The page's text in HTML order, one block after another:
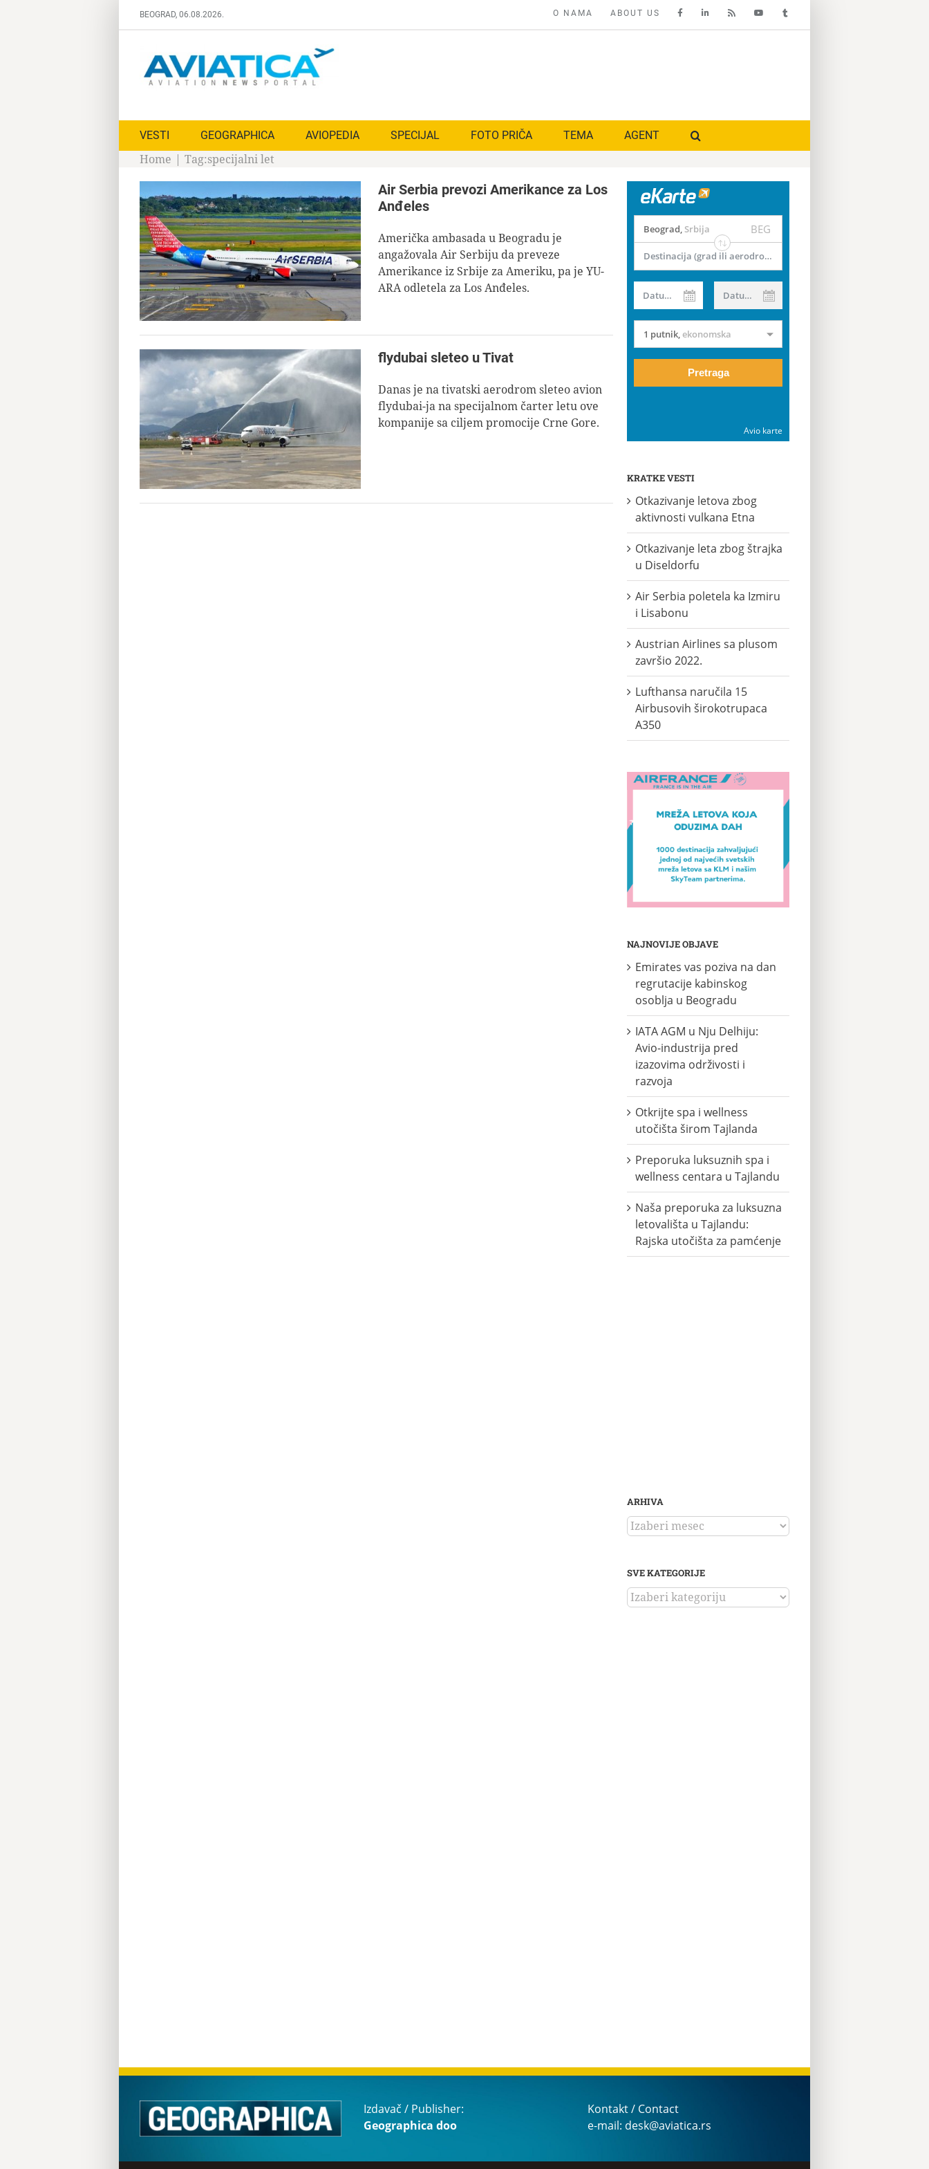
BEOGRAD, 06.08.2026. O NAMA ABOUT US
VESTI GEOGRAPHICA AVIOPEDIA SPECIJAL FOTO PRIČA TEMA AGENT
Home | Tag:specijalni let
Air Serbia prevozi Amerikance za Los
Anđeles
Američka ambasada u Beogradu je
angažovala Air Serbiju da preveze
Amerikance iz Srbije za Ameriku, pa je YU-
ARA odletela za Los Anđeles.
flydubai sleteo u Tivat
Danas je na tivatski aerodrom sleteo avion
flydubai-ja na specijalnom čarter letu ove
kompanije sa ciljem promocije Crne Gore.
Beograd, Srbija BEG
Destinacija (grad ili aerodrom)
Datum od Datum do
1 putnik,ekonomska
Pretraga
Avio karte
KRATKE VESTI
Otkazivanje letova zbog
aktivnosti vulkana Etna
Otkazivanje leta zbog štrajka
u Diseldorfu
Air Serbia poletela ka Izmiru
i Lisabonu
Austrian Airlines sa plusom
završio 2022.
Lufthansa naručila 15
Airbusovih širokotrupaca
A350
NAJNOVIJE OBJAVE
Emirates vas poziva na dan
regrutacije kabinskog
osoblja u Beogradu
IATA AGM u Nju Delhiju:
Avio-industrija pred
izazovima održivosti i
razvoja
Otkrijte spa i wellness
utočišta širom Tajlanda
Preporuka luksuznih spa i
wellness centara u Tajlandu
Naša preporuka za luksuzna
letovališta u Tajlandu:
Rajska utočišta za pamćenje
ARHIVA
ARHIVA
SVE KATEGORIJE
SVE
KATEGORIJE
Izdavač / Publisher:
Geographica doo
Kontakt / Contact
e-mail: desk@aviatica.rs